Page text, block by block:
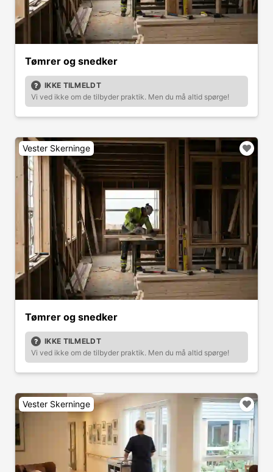
Tømrer og snedker
IKKE TILMELDT
Vi ved ikke om de tilbyder praktik. Men du må altid spørge!
Vester Skerninge
Tømrer og snedker
IKKE TILMELDT
Vi ved ikke om de tilbyder praktik. Men du må altid spørge!
Vester Skerninge